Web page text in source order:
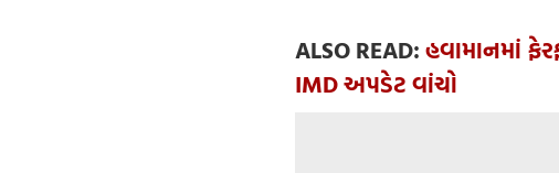
ALSO READ:હવામાનમાં
IMD અપડેટ વાંચો